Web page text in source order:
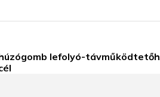
húzógomb lefolyó-